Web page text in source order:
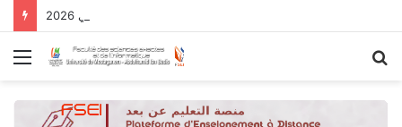
نتائج الدورة التاسعة للحصول على التأهيل الجامعي 2026
Menu